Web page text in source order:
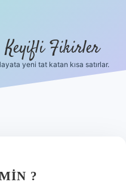
Keyifli Fikirler
yeni tat katan kısa satırlar.
?